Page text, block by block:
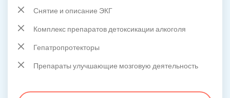
Снятие и описание ЭКГ
Комплекс препаратов детоксикации алкоголя
Гепатропротекторы
Препараты улучшающие мозговую деятельность